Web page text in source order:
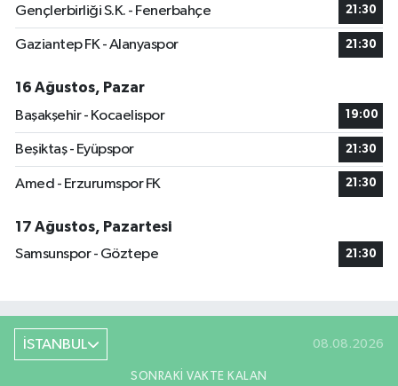
Gençlerbirliği S.K. - Fenerbahçe 21:30
Gaziantep FK - Alanyaspor 21:30
16 Ağustos, Pazar
Başakşehir - Kocaelispor
19:00
Beşiktaş - Eyüpspor 21:30
Amed - Erzurumspor FK 21:30
17 Ağustos, Pazartesi
Samsunspor - Göztepe
21:30
İSTANBUL 08.08.2026
SONRAKI VAKTE KALAN